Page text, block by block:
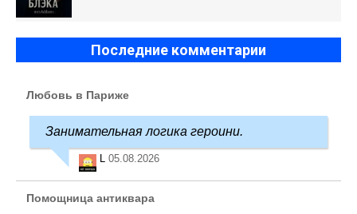
Последние комментарии
Любовь в Париже
Занимательная логика героини.
05.08.2026
Помощница антиквара